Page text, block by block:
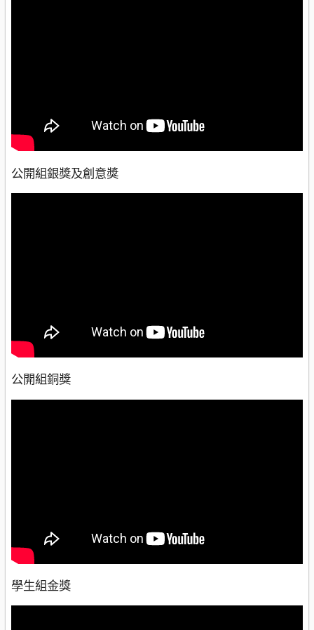
公開組銀獎及創意獎
公開組銅獎
學生組金獎